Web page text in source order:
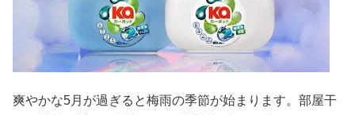
爽やかな5月が過ぎると梅雨の季節が始まります。部屋干